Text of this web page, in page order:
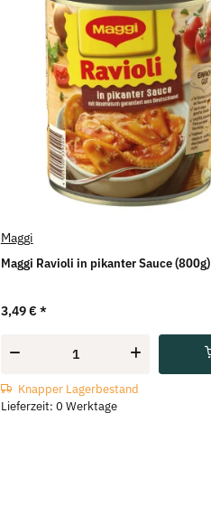
Maggi
Maggi Ravioli in pikanter Sauce (800g)
3,49 € *
Knapper Lagerbestand
Lieferzeit: 0 Werktage